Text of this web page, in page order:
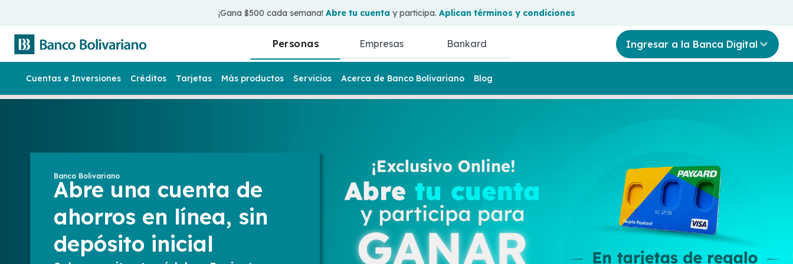
¡Gana $500 cada semana! Abre tu cuenta y participa. Aplican términos y condiciones
Personas Empresas Bankard Ingresar a la Banca Digital
Cuentas e Inversiones Créditos Tarjetas Más productos Servicios Acerca de Banco Bolivariano Blog
Banco Bolivariano
Abre una cuenta de
ahorros en línea, sin
depósito inicial